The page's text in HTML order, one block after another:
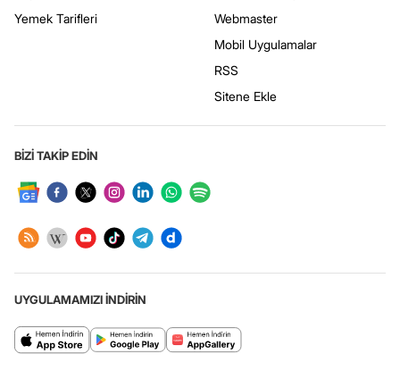
Yemek Tarifleri
Webmaster
Mobil Uygulamalar
RSS
Sitene Ekle
BİZİ TAKİP EDİN
UYGULAMAMIZI İNDİRİN